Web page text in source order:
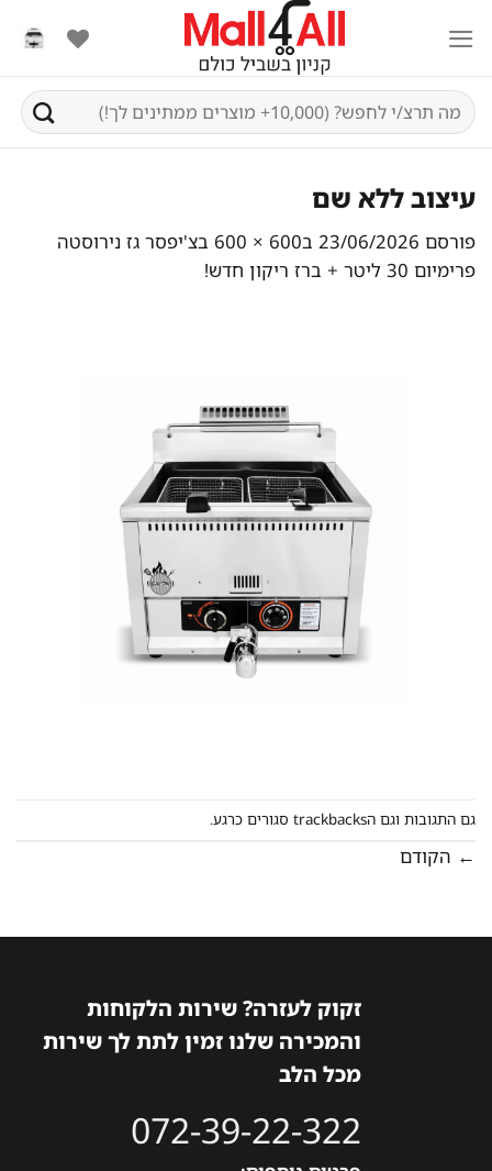
content
חיפוש
עבור:
עיצוב ללא שם
פורסם 23/06/2026 ב600 × 600 בצ'יפסר גז נירוסטה
פרימיום 30 ליטר + ברז ריקון חדש!
גם התגובות וגם הtrackbacks סגורים כרגע.
← הקודם
זקוק לעזרה? שירות הלקוחות
והמכירה שלנו זמין לתת לך שירות
מכל הלב
072-39-22-322